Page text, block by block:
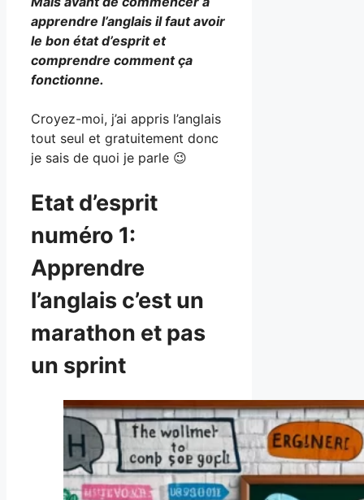
apprendre l’anglais il faut avoir
le bon état d’esprit et
comprendre comment ça
fonctionne.
Croyez-moi, j’ai appris l’anglais
tout seul et gratuitement donc
je sais de quoi je parle 😉
Etat d’esprit
numéro 1:
Apprendre
l’anglais c’est un
marathon et pas
un sprint